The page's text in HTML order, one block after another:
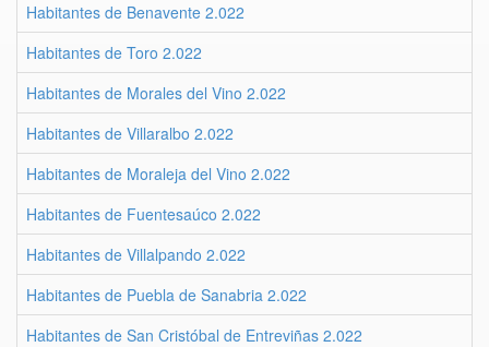
Habitantes de Benavente 2.022
Habitantes de Toro 2.022
Habitantes de Morales del Vino 2.022
Habitantes de Villaralbo 2.022
Habitantes de Moraleja del Vino 2.022
Habitantes de Fuentesaúco 2.022
Habitantes de Villalpando 2.022
Habitantes de Puebla de Sanabria 2.022
Habitantes de San Cristóbal de Entreviñas 2.022